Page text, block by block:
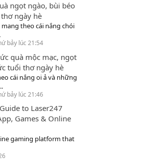
ngọt ngào, bùi béo
ngày hè
theo cái nắng chói
bảy lúc 21:54
quà mộc mạc, ngọt
tuổi thơ ngày hè
cái nắng oi ả và những
bảy lúc 21:46
to Laser247
Games & Online
gaming platform that